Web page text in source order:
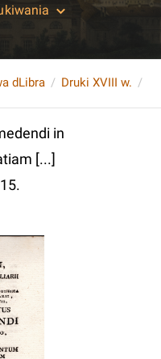
dLibra Druki XVIII w.
in
[...]